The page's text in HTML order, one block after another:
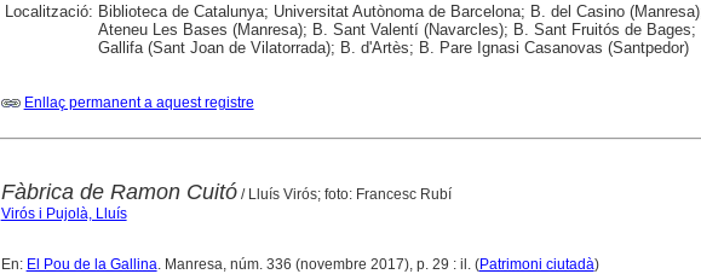
Localització: Biblioteca de Catalunya; Universitat Autònoma de Barcelona; B. del Casino
Ateneu Les Bases (Manresa); B. Sant Valentí (Navarcles); B. Sant Fruitós de Bages;
Gallifa (Sant Joan de Vilatorrada); B. d'Artès; B. Pare Ignasi Casanovas (Santpedor)
Enllaç permanent a aquest registre
Fàbrica de Ramon Cuitó/ Lluís Virós; foto: Francesc Rubí
Virós i Pujolà, Lluís
En: El Pou de la Gallina . Manresa, núm. 336 (novembre 2017), p. 29 : il. (Patrimoni ciutadà)